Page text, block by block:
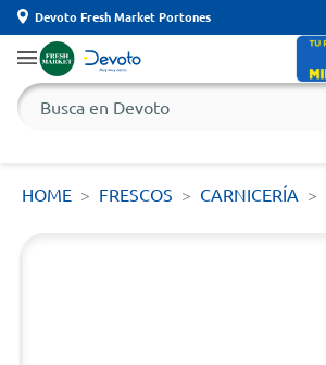
Devoto Fresh Market Portones
HOME FRESCOS CARNICERÍA